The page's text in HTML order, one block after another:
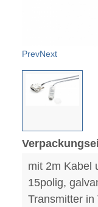
PrevNext
mit 2m Kabel
15polig,
Transmitter in